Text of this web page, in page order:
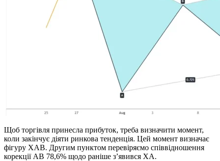
Щоб торгівля принесла прибуток, треба визначити момент,
коли закінчує діяти ринкова тенденція. Цей момент визначає
фігуру XAB. Другим пунктом перевіряємо співвідношення
корекції AB 78,6% щодо раніше з’явився XA.